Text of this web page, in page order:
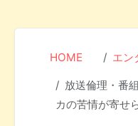
HOME エン
放送倫理・番
カの苦情が寄せ